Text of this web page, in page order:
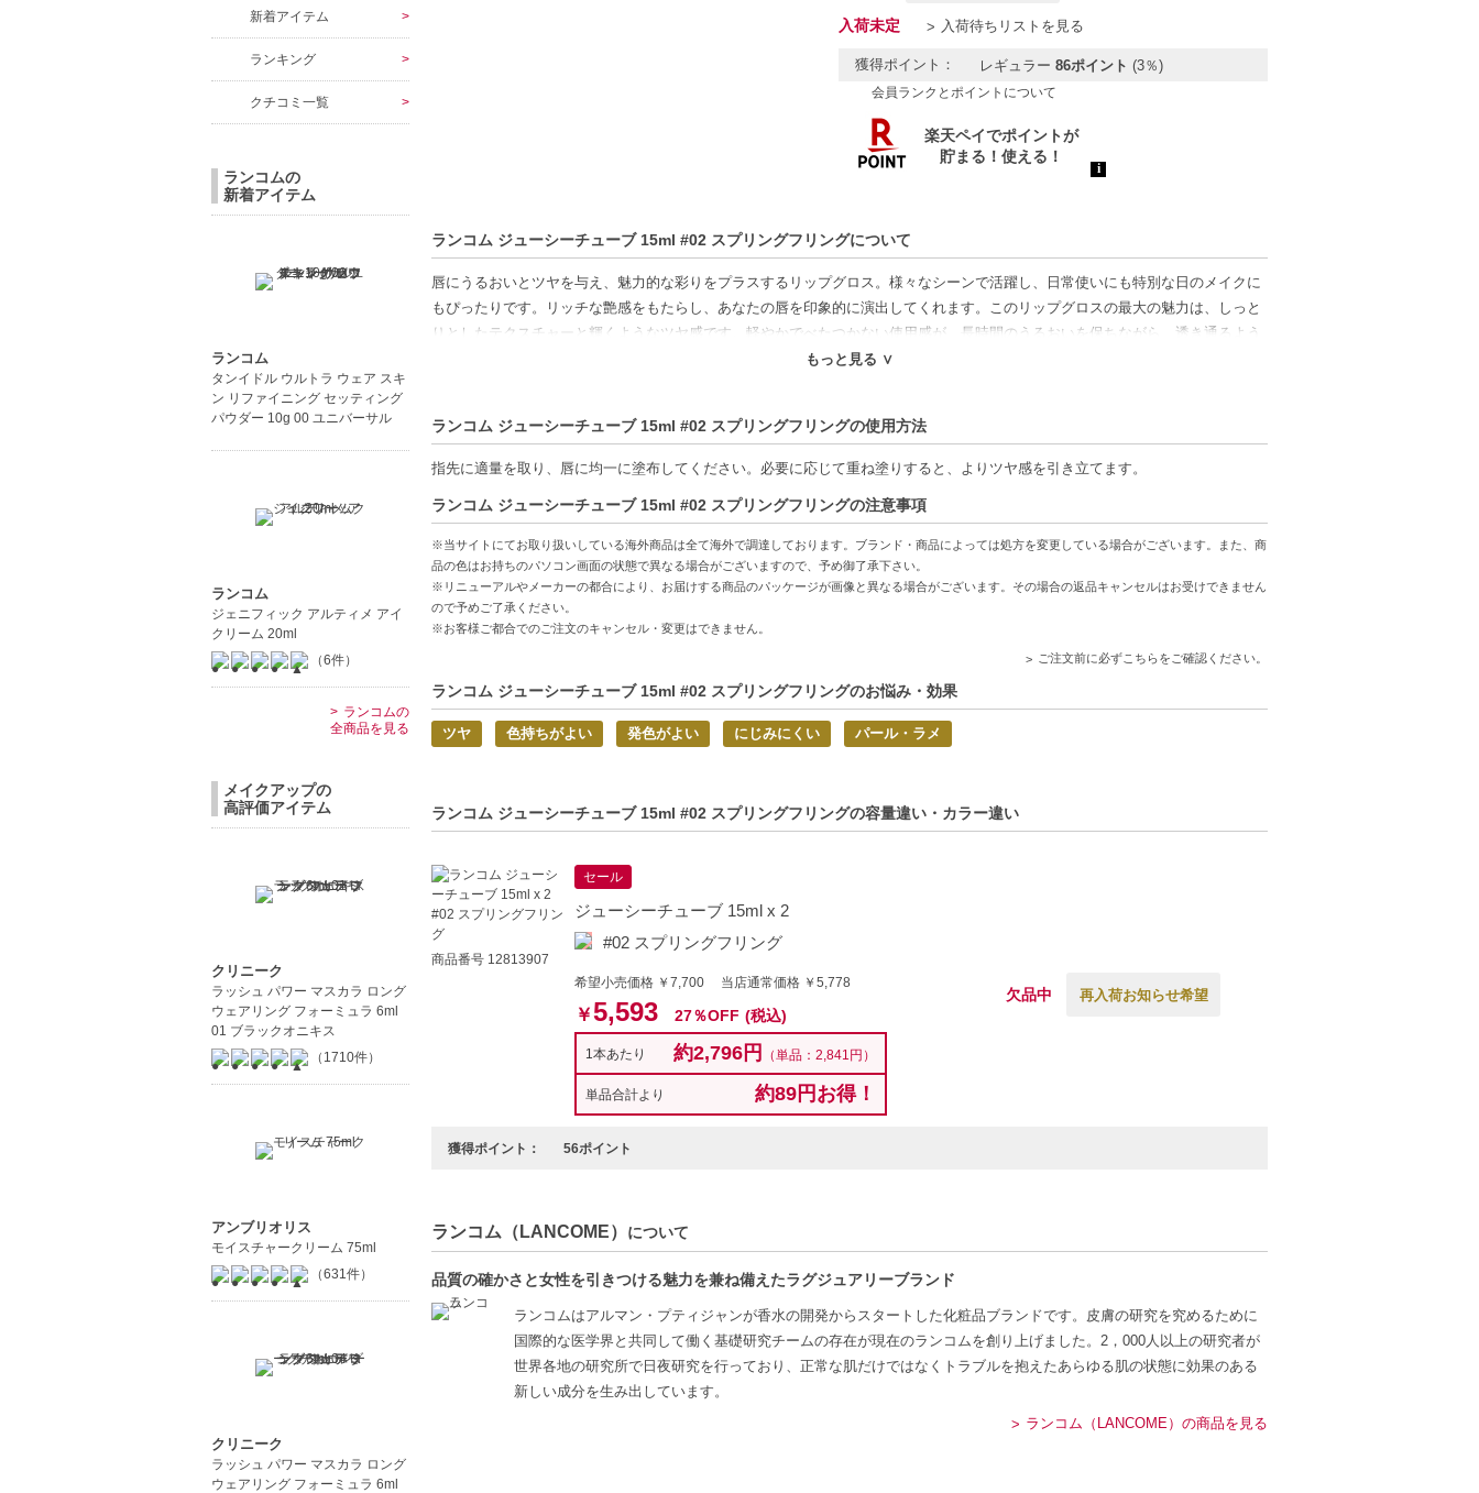
入荷未定 入荷待ちリストを見る
獲得ポイント： レギュラー 86ポイント (3％)
会員ランクとポイントについて
ランコム ジューシーチューブ 15ml #02 スプリングフリングについて
唇にうるおいとツヤを与え、魅力的な彩りをプラスするリップグロス。様々なシーンで活躍し、日常使いにも特別な日のメイクに
もぴったりです。リッチな艶感をもたらし、あなたの唇を印象的に演出してくれます。このリップグロスの最大の魅力は、しっと
りとしたテクスチャーと輝くようなツヤ感です。軽やかでべたつかない使用感が、長時間のうるおいを保ちながら、透き通るよう
な発色を実現します。ほんのりフルーティーな香りも、リップケアをより楽しいひとときにしてくれます。とろりとしたテクスチ
いを与えながら、ツヤのある仕上がりを実現することで、ナチュラルで健康的な口元に仕上げます。メイクのアクセントとして
も、日常のケアにも取り入れやすいアイテムです。唇の乾燥が気になる方や、手軽にツヤ感をプラスしたい方におすすめです。毎
中文的商品説明在這裡（中国語の商品説明はこちら）
Product description in English is here（英語の商品説明はこちら）
【JAN/UPC:3605972352200】
もっと見る ∨
ランコム ジューシーチューブ 15ml #02 スプリングフリングの使用方法
指先に適量を取り、唇に均一に塗布してください。必要に応じて重ね塗りすると、よりツヤ感を引き立てます。
ランコム ジューシーチューブ 15ml #02 スプリングフリングの注意事項
※当サイトにてお取り扱いしている海外商品は全て海外で調達しております。ブランド・商品によっては処方を変更している場合がございます。また、商
品の色はお持ちのパソコン画面の状態で異なる場合がございますので、予め御了承下さい。
※リニューアルやメーカーの都合により、お届けする商品のパッケージが画像と異なる場合がございます。その場合の返品キャンセルはお受けできません
ので予めご了承ください。
※お客様ご都合でのご注文のキャンセル・変更はできません。
ご注文前に必ずこちらをご確認ください。
ランコム ジューシーチューブ 15ml #02 スプリングフリングのお悩み・効果
ツヤ 色持ちがよい 発色がよい にじみにくい パール・ラメ
ランコム ジューシーチューブ 15ml #02 スプリングフリングの容量違い・カラー違い
商品番号 12813907
セール
ジューシーチューブ 15ml x 2
#02 スプリングフリング
希望小売価格 ￥7,700 当店通常価格 ￥5,778
￥5,593 27％OFF (税込)
1本あたり 約2,796円 （単品：2,841円）
単品合計より 約89円お得！
欠品中 再入荷お知らせ希望
獲得ポイント： 56ポイント
ランコム（LANCOME） について
品質の確かさと女性を引きつける魅力を兼ね備えたラグジュアリーブランド
ランコムはアルマン・プティジャンが香水の開発からスタートした化粧品ブランドです。皮膚の研究を究めるために
国際的な医学界と共同して働く基礎研究チームの存在が現在のランコムを創り上げました。2，000人以上の研究者が
世界各地の研究所で日夜研究を行っており、正常な肌だけではなくトラブルを抱えたあらゆる肌の状態に効果のある
新しい成分を生み出しています。
ランコム（LANCOME）の商品を見る
新着アイテム
ランキング
クチコミ一覧
ランコムの
新着アイテム
ランコム
タンイドル ウルトラ ウェア スキ
ン リファイニング セッティング
パウダー 10g 00 ユニバーサル
ランコム
ジェニフィック アルティメ アイ
クリーム 20ml
（6件）
ランコムの
全商品を見る
メイクアップの
高評価アイテム
クリニーク
ラッシュ パワー マスカラ ロング
ウェアリング フォーミュラ 6ml
01 ブラックオニキス
（1710件）
アンブリオリス
モイスチャークリーム 75ml
（631件）
クリニーク
ラッシュ パワー マスカラ ロング
ウェアリング フォーミュラ 6ml